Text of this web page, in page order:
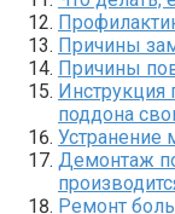
Причины
Причины
Инструкция
поддона
Устранение
Демонтаж
Ремонт